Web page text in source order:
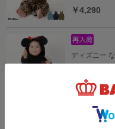
￥4,290
ディズニー